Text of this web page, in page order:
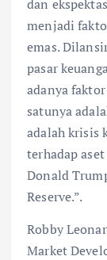
dan
menjadi
emas.
pasar
adanya
satunya
adalah krisis
terhadap
Donald
Reserve.”.
Robby
Market